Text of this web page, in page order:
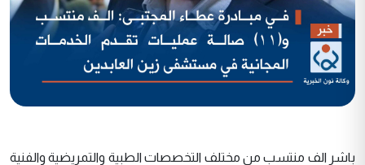
باشر الف منتسب من مختلف التخصصات الطبية والتمريضية والفنية